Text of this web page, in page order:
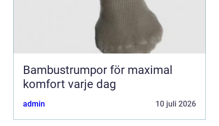
Bambustrumpor för maximal
komfort varje dag
admin 10 juli 2026